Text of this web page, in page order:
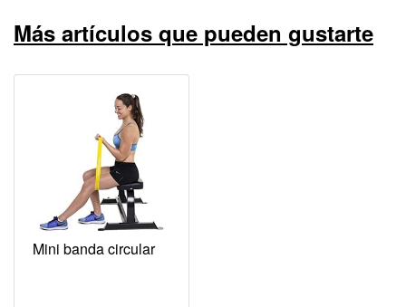
Más artículos que pueden gustarte
Mini banda circular